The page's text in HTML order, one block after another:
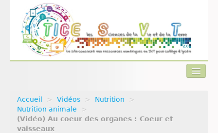
Actualités
Plan du site
Accueil > Vidéos > Nutrition
>
Nutrition animale
>
(Vidéo) Au coeur des organes : Coeur et
vaisseaux